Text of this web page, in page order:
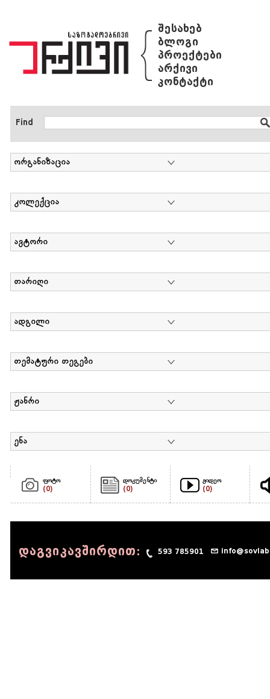
{ შესახებ
ბლოგი
პროექტები
არქივი
კონტაქტი
Find
ორგანიზაცია
კოლექცია
ავტორი
თარიღი
ადგილი
თემატური თეგები
ჟანრი
ენა
ფოტო
(0)
დოკუმენტი
(0)
ვიდეო
(0)
დაგვიკავშირდით: 593 785901